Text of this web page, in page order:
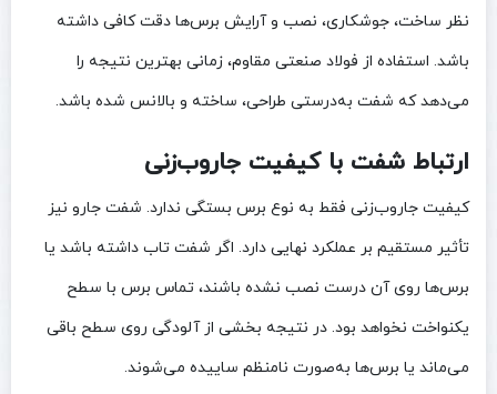
نظر ساخت، جوشکاری، نصب و آرایش برس‌ها دقت کافی داشته
باشد. استفاده از فولاد صنعتی مقاوم، زمانی بهترین نتیجه را
می‌دهد که شفت به‌درستی طراحی، ساخته و بالانس شده باشد.
ارتباط شفت با کیفیت جاروب‌زنی
کیفیت جاروب‌زنی فقط به نوع برس بستگی ندارد. شفت جارو نیز
تأثیر مستقیم بر عملکرد نهایی دارد. اگر شفت تاب داشته باشد یا
برس‌ها روی آن درست نصب نشده باشند، تماس برس با سطح
یکنواخت نخواهد بود. در نتیجه بخشی از آلودگی روی سطح باقی
می‌ماند یا برس‌ها به‌صورت نامنظم ساییده می‌شوند.